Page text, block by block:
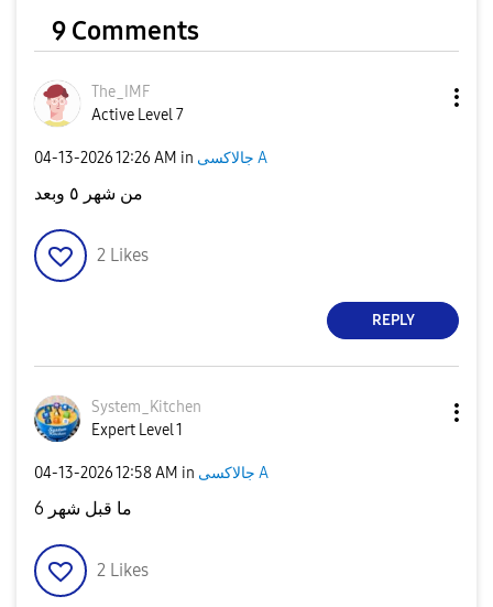
9 Comments
The_IMF
Active Level 7
‎04-13-202612:26 AM in جالاكسى A
من شهر ٥ وبعد
2 Likes
REPLY
System_Kitchen
Expert Level 1
‎04-13-202612:58 AM in جالاكسى A
ما قبل شهر 6
2 Likes